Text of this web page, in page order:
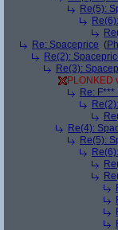
Re(5):
Re: Spaceprice (
Re(2):
Re(3):
PLONKED
Re: F***
Re(4):
Re(5):